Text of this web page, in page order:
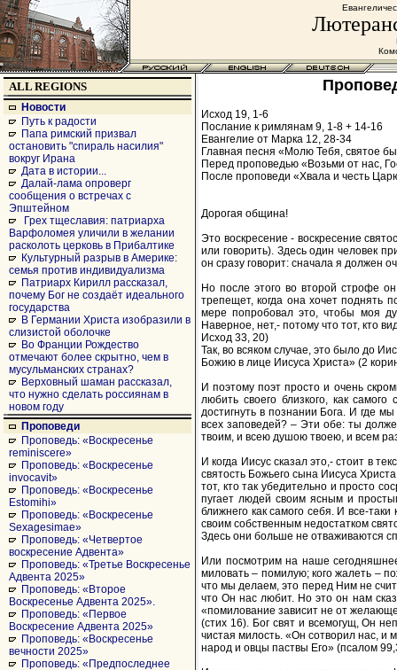
ALL REGIONS
Новости
Путь к радости
Папа римский призвал
остановить "спираль насилия"
вокруг Ирана
Дата в истории...
Далай-лама опроверг
сообщения о встречах с
Эпштейном
Грех тщеславия: патриарха
Варфоломея уличили в желании
расколоть церковь в Прибалтике
Культурный разрыв в Америке:
семья против индивидуализма
Патриарх Кирилл рассказал,
почему Бог не создаёт идеального
государства
В Германии Христа изобразили в
слизистой оболочке
Во Франции Рождество
отмечают более скрытно, чем в
мусульманских странах?
Верховный шаман рассказал,
что нужно сделать россиянам в
новом году
Проповеди
Проповедь: «Воскресенье
reminiscere»
Проповедь: «Воскресенье
invocavit»
Проповедь: «Воскресенье
Estomihi»
Проповедь: «Воскресенье
Sexagesimae»
Проповедь: «Четвертое
воскресение Адвента»
Проповедь: «Третье Воскресенье
Адвента 2025»
Проповедь: «Второе
Воскресенье Адвента 2025».
Проповедь: «Первое
Воскресение Адвента 2025»
Проповедь: «Воскресенье
вечности 2025»
Проповедь: «Предпоследнее
Исход 19, 1-6
Послание к римлянам 9, 1-8 + 14-16
Евангелие от Марка 12, 28-34
Главная песня «Молю Тебя, святое
Перед проповедью «Возьми от нас,
После проповеди «Хвала и честь
Дорогая община!
Это воскресение - воскресение
или говорить). Здесь один человек
он сразу говорит: сначала я должен
Но после этого во второй строфе
трепещет, когда она хочет поднять
мере попробовал это, чтобы моя
Наверное, нет,- потому что тот, кто
Исход 33, 20)
Так, во всяком случае, это было до
Божию в лице Иисуса Христа» (2
И поэтому поэт просто и очень
любить своего близкого, как
достигнуть в познании Бога. И где
всех заповедей? – Эти обе: ты
твоим, и всею душою твоею, и всем
И когда Иисус сказал это,- стоит в
святость Божьего сына Иисуса
тот, кто так убедительно и просто
пугает людей своим ясным и
ближнего как самого себя. И все-
своим собственным недостатком
Здесь они больше не отваживаются
Или посмотрим на наше
миловать – помилую; кого жалеть –
что мы делаем, это перед Ним не
что Он нас любит. Но это он нам
«помилование зависит не от
(стих 16). Бог свят и всемогущ, Он
чистая милость. «Он сотворил нас, и
народ и овцы паствы Его» (псалом